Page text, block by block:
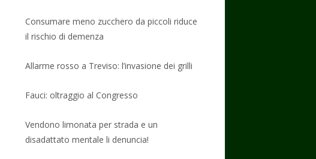
Consumare meno zucchero da piccoli riduce
il rischio di demenza
Allarme rosso a Treviso: l’invasione dei grilli
Fauci: oltraggio al Congresso
Vendono limonata per strada e un
disadattato mentale li denuncia!